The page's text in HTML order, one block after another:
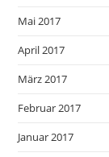
Mai 2017
April 2017
März 2017
Februar 2017
Januar 2017